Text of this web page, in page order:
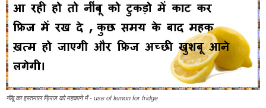
नींबू का इस्तमाल फ्रिज को महकाने में - use of lemon for fridge